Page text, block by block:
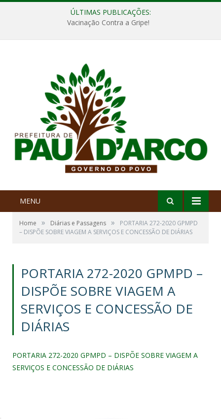
ÚLTIMAS PUBLICAÇÕES:
Vacinação Contra a Gripe!
MENU
Home » Diárias e Passagens »
PORTARIA 272-2020 GPMPD
– DISPÕE SOBRE VIAGEM A SERVIÇOS E CONCESSÃO DE DIÁRIAS
PORTARIA 272-2020 GPMPD –
DISPÕE SOBRE VIAGEM A
SERVIÇOS E CONCESSÃO DE
DIÁRIAS
PORTARIA 272-2020 GPMPD – DISPÕE SOBRE VIAGEM A
SERVIÇOS E CONCESSÃO DE DIÁRIAS